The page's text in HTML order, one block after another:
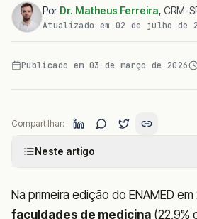
Por Dr. Matheus Ferreira, CRM-
Atualizado em 02 de julho de
Publicado em 03 de março de 2026
Compartilhar:
Neste artigo
Na primeira edição do ENAMED em
faculdades de medicina (22.9%